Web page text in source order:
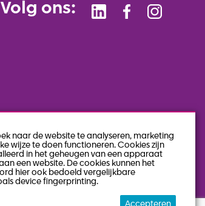
Volg ons:
naar de website te analyseren, marketing
wijze te doen functioneren. Cookies zijn
in het geheugen van een apparaat
een website. De cookies kunnen het
hier ook bedoeld vergelijkbare
device fingerprinting.